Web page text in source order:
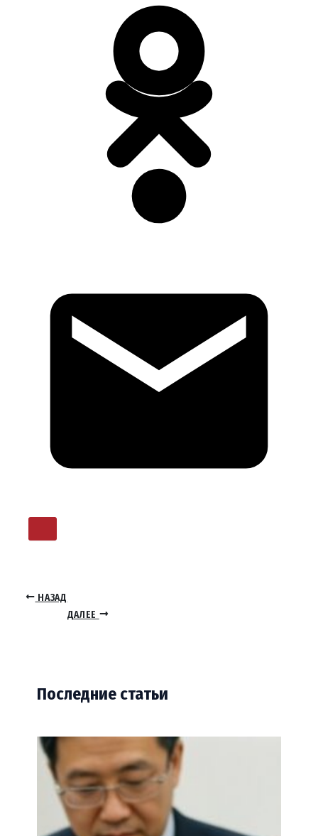
НАЗАД
ДАЛЕЕ
Последние статьи